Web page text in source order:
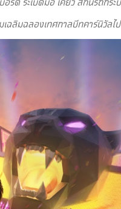
ฉลิมฉลองเทศกาลบีทคาร์นิวัลไ